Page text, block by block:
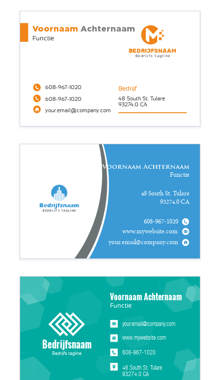
48 South St. Tulare
93274.0 CA
Bedrijf
608-967-1020
608-967-1020
your.email@company.com
Functie
VoornaamAchternaam
Bedrijfsnaam
Bedrijfs tagline
Functie
Voornaam Achternaam
608-967-1020
www.mywebsite.com
your.email@company.com
48 South St. Tulare
93274.0 CA
Bedrijfsnaam
Bedrijfs tagline
608-967-1020
48 South St. Tulare
93274.0 CA
www.mywebsite.com
Functie
your.email@company.com
Voornaam Achternaam
Bedrijfsnaam
Bedrijfs tagline